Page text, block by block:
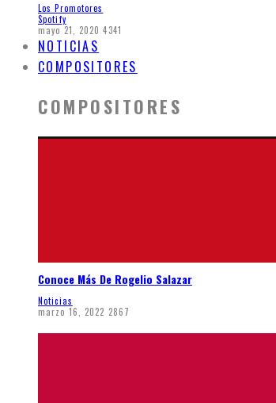
Los Promotores
Spotify
mayo 21, 2020 4341
NOTICIAS
COMPOSITORES
COMPOSITORES
Conoce Más De Rogelio Salazar
Noticias
marzo 16, 2022 2867